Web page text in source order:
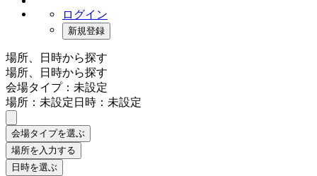
ログイン
新規登録
場所、日時から探す
場所、日時から探す
会場タイプ：未設定
場所：未設定日時：未設定
会場タイプを選ぶ
場所を入力する
日時を選ぶ